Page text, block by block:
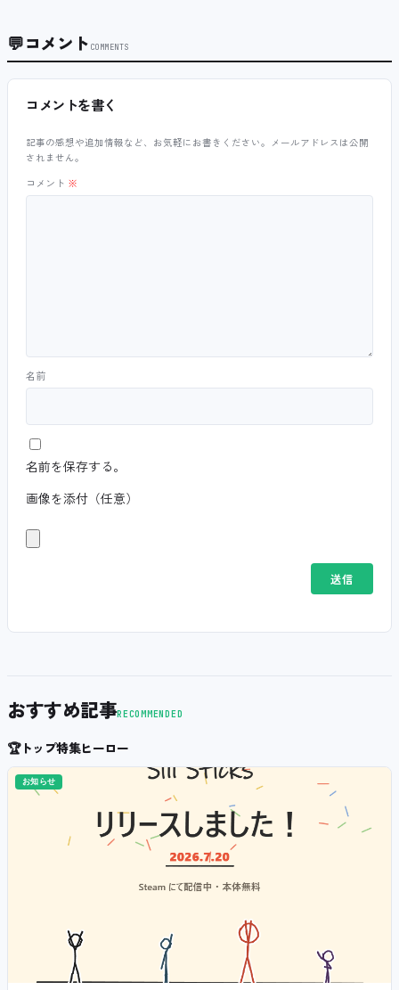
💬コメント COMMENTS
コメントを書く
記事の感想や追加情報など、お気軽にお書きください。メールアドレスは公開
されません。
コメント ※
名前
名前を保存する。
画像を添付（任意）
おすすめ記事RECOMMENDED
🏆トップ特集ヒーロー
お知らせ